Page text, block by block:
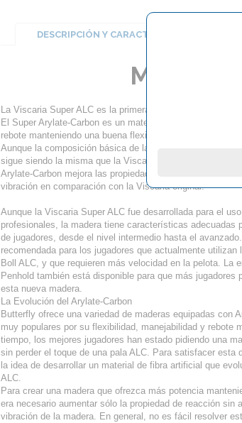
DESCRIPCIÓN Y CARACTERÍSTICAS
Madera
La Viscaria Super ALC es la primera madera equipada
El Super Arylate-Carbon es un material de fibra artificial
rebote manteniendo una buena flexibilidad, una
Aunque la composición básica de la madera, así como la
sigue siendo la misma que la Viscaria clásica, este nuevo
Arylate-Carbon mejora las propiedades reactivas de la
vibración en comparación con la Viscaria original.
Aunque la Viscaria Super ALC fue desarrollada para el
profesionales, la madera tiene características adecuadas
de jugadores, desde el nivel intermedio hasta el
recomendada para los jugadores que actualmente
Boll ALC, y que requieren más velocidad en la pelota. La
Penhold también está disponible para que más jugadores
esta nueva madera.
La Evolución del Arylate-Carbon
Butterfly ofrece una variedad de maderas equipadas con
muy populares por su flexibilidad, manejabilidad y rebote
tiempo, los mejores jugadores han estado pidiendo una
sin perder el toque de una pala ALC. Para satisfacer esta
la idea de desarrollar un material de fibra artificial que
ALC.
Para crear una madera que ofrezca más potencia
era necesario aumentar sólo la propiedad de reacción sin
vibración de la madera. En general, no es fácil resolver